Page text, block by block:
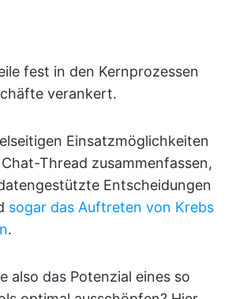
fest in den Kernprozessen
verankert.
Einsatzmöglichkeiten
Thread zusammenfassen,
Entscheidungen
sogar das Auftreten von Krebs
.
also das Potenzial eines so